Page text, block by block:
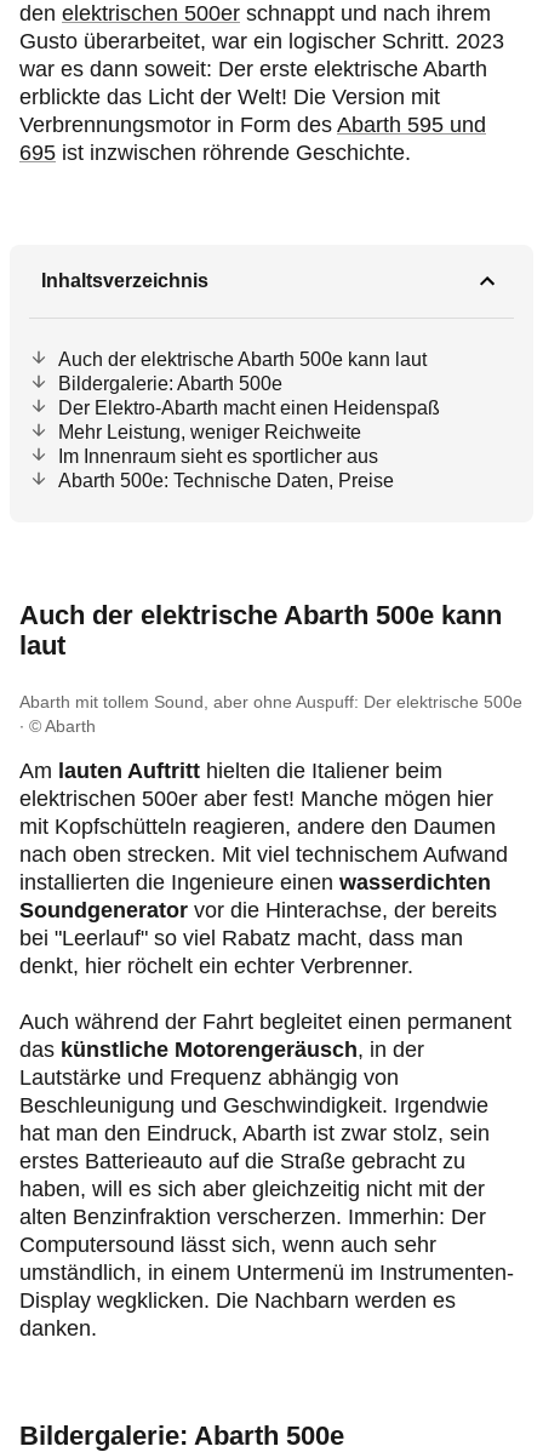
den elektrischen 500er schnappt und nach ihrem
Gusto überarbeitet, war ein logischer Schritt. 2023
war es dann soweit: Der erste elektrische Abarth
erblickte das Licht der Welt! Die Version mit
Verbrennungsmotor in Form des Abarth 595 und
695 ist inzwischen röhrende Geschichte.
Inhaltsverzeichnis
Auch der elektrische Abarth 500e kann laut
Bildergalerie: Abarth 500e
Der Elektro-Abarth macht einen Heidenspaß
Mehr Leistung, weniger Reichweite
Im Innenraum sieht es sportlicher aus
Abarth 500e: Technische Daten, Preise
Auch der elektrische Abarth 500e kann
laut
Abarth mit tollem Sound, aber ohne Auspuff: Der elektrische 500e
© Abarth
Am lauten Auftritt hielten die Italiener beim
elektrischen 500er aber fest! Manche mögen hier
mit Kopfschütteln reagieren, andere den Daumen
nach oben strecken. Mit viel technischem Aufwand
installierten die Ingenieure einen wasserdichten
Soundgenerator vor die Hinterachse, der bereits
bei "Leerlauf" so viel Rabatz macht, dass man
denkt, hier röchelt ein echter Verbrenner.
Auch während der Fahrt begleitet einen permanent
das künstliche Motorengeräusch, in der
Lautstärke und Frequenz abhängig von
Beschleunigung und Geschwindigkeit. Irgendwie
hat man den Eindruck, Abarth ist zwar stolz, sein
erstes Batterieauto auf die Straße gebracht zu
haben, will es sich aber gleichzeitig nicht mit der
alten Benzinfraktion verscherzen. Immerhin: Der
Computersound lässt sich, wenn auch sehr
umständlich, in einem Untermenü im Instrumenten-
Display wegklicken. Die Nachbarn werden es
danken.
Bildergalerie: Abarth 500e